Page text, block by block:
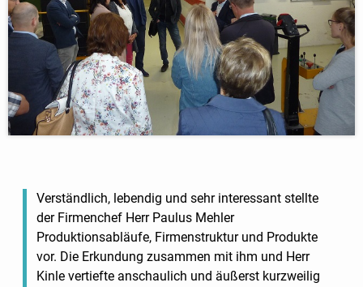
Verständlich, lebendig und sehr interessant stellte
der Firmenchef Herr Paulus Mehler
Produktionsabläufe, Firmenstruktur und Produkte
vor. Die Erkundung zusammen mit ihm und Herr
Kinle vertiefte anschaulich und äußerst kurzweilig